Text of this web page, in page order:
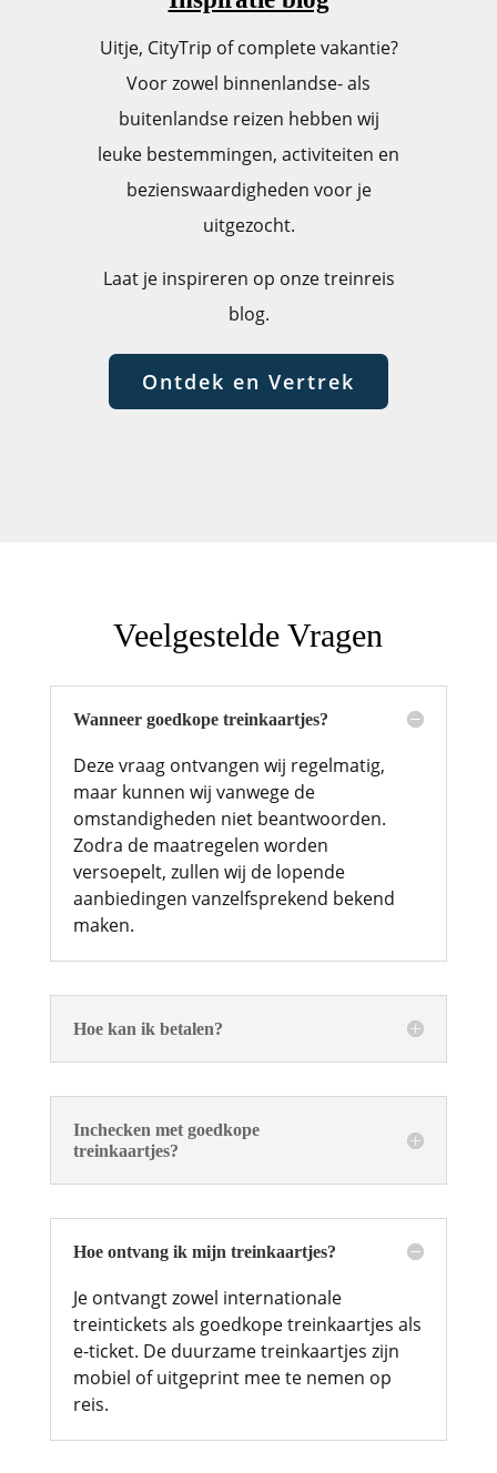
Uitje, CityTrip of complete vakantie?
Voor zowel binnenlandse- als
buitenlandse reizen hebben wij
leuke bestemmingen, activiteiten en
bezienswaardigheden voor je
uitgezocht.
Laat je inspireren op onze treinreis
blog.
Ontdek en Vertrek
Veelgestelde Vragen
Wanneer goedkope treinkaartjes?
Deze vraag ontvangen wij regelmatig,
maar kunnen wij vanwege de
omstandigheden niet beantwoorden.
Zodra de maatregelen worden
versoepelt, zullen wij de lopende
aanbiedingen vanzelfsprekend bekend
maken.
Hoe kan ik betalen?
Inchecken met goedkope
treinkaartjes?
Hoe ontvang ik mijn treinkaartjes?
Je ontvangt zowel internationale
treintickets als goedkope treinkaartjes als
e-ticket. De duurzame treinkaartjes zijn
mobiel of uitgeprint mee te nemen op
reis.